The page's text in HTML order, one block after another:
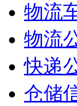
物流
物流
快递
仓储